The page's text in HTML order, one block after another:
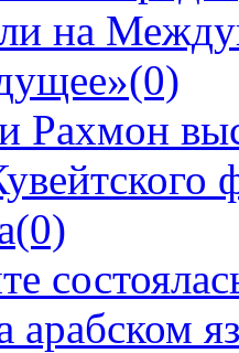
на
(0)
Рахмон
(0)
арабском